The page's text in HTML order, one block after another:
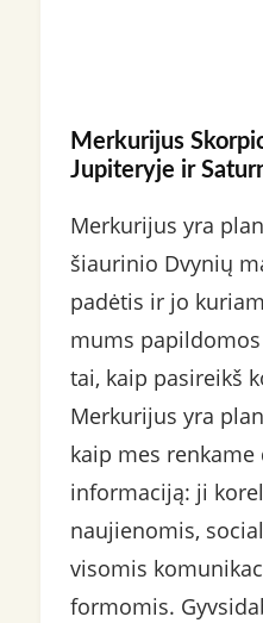
Merkurijus
Jupiteryje ir
Merkurijus yra
šiaurinio Dvynių
padėtis ir jo
mums
tai, kaip pasireikš
Merkurijus yra
kaip mes
informaciją: ji
naujienomis,
visomis
formomis.